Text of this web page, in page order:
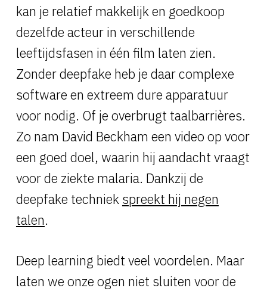
kan je relatief makkelijk en goedkoop
dezelfde acteur in verschillende
leeftijdsfasen in één film laten zien.
Zonder deepfake heb je daar complexe
software en extreem dure apparatuur
voor nodig. Of je overbrugt taalbarrières.
Zo nam David Beckham een video op voor
een goed doel, waarin hij aandacht vraagt
voor de ziekte malaria. Dankzij de
deepfake techniek spreekt hij negen
talen.
Deep learning biedt veel voordelen. Maar
laten we onze ogen niet sluiten voor de